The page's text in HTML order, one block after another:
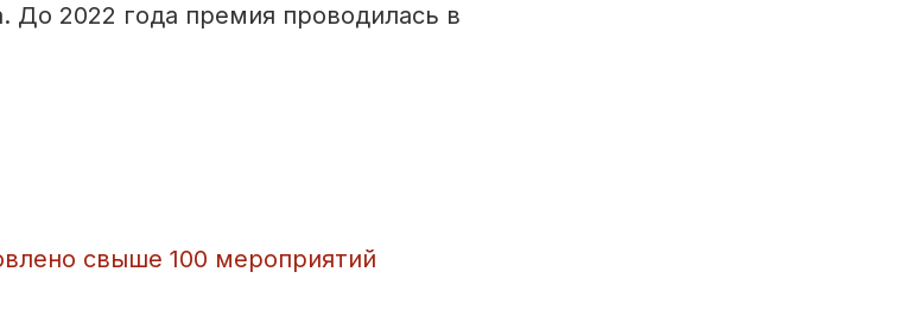
До 2022 года премия проводилась в
свыше 100 мероприятий